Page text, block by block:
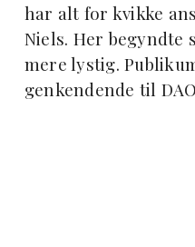
har alt for kvikke
Niels. Her begyndte
mere lystig.
genkendende til